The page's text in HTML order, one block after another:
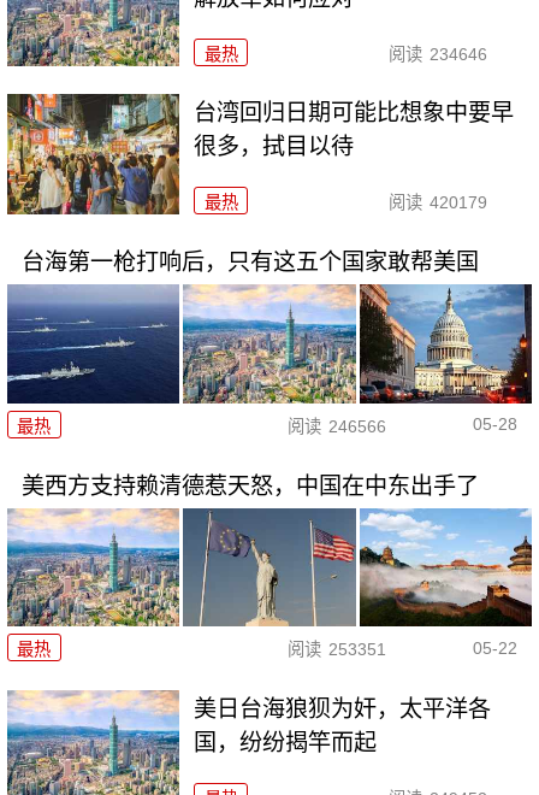
最热 阅读 234646
台湾回归日期可能比想象中要早
很多，拭目以待
最热 阅读 420179
台海第一枪打响后，只有这五个国家敢帮美国
最热 阅读 246566 05-28
美西方支持赖清德惹天怒，中国在中东出手了
最热 阅读 253351 05-22
美日台海狼狈为奸，太平洋各
国，纷纷揭竿而起